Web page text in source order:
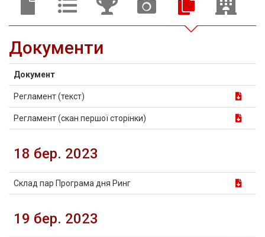
Документи
Документ
Регламент (текст)
Регламент (скан першої сторінки)
18 бер. 2023
Склад пар Програма дня Ринг
19 бер. 2023